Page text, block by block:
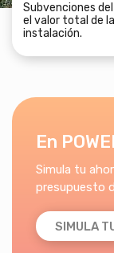
Subvenciones
el valor total de la
instalación.
En
Simula tu
presupuesto
SIMULA